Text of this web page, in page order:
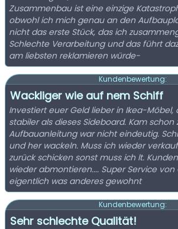
Zusammenbau ist eine einzige
obwohl ich mich genau an den
nicht das erste Stück, das ich
Schlechte Verarbeitung und das führt
am liebsten reklamieren würde-
Kundenbewertung:
Wackliger wie auf nem Schiff
Investiert euer Geld lieber in Ikea-Möbel,
stabiler als dieses Sideboard. Kam schon
Aufbauanleitung war nicht eindeutig.
und her wackeln. Muss ich wieder
zurück schicken sonst muss ich lt.
wieder abmontieren.... Super Service
eigentlich was anderes gewohnt
Kundenbewertung:
Sehr schlechte Qualität!